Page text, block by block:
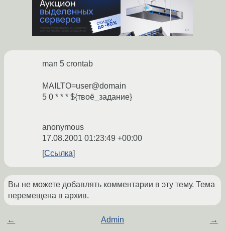
man 5 crontab
MAILTO=user@domain
5 0 * * * ${твоё_задание}
anonymous
17.08.2001 01:23:49 +00:00
Ссылка
Вы не можете добавлять комментарии в эту тему. Тема
перемещена в архив.
← Admin →